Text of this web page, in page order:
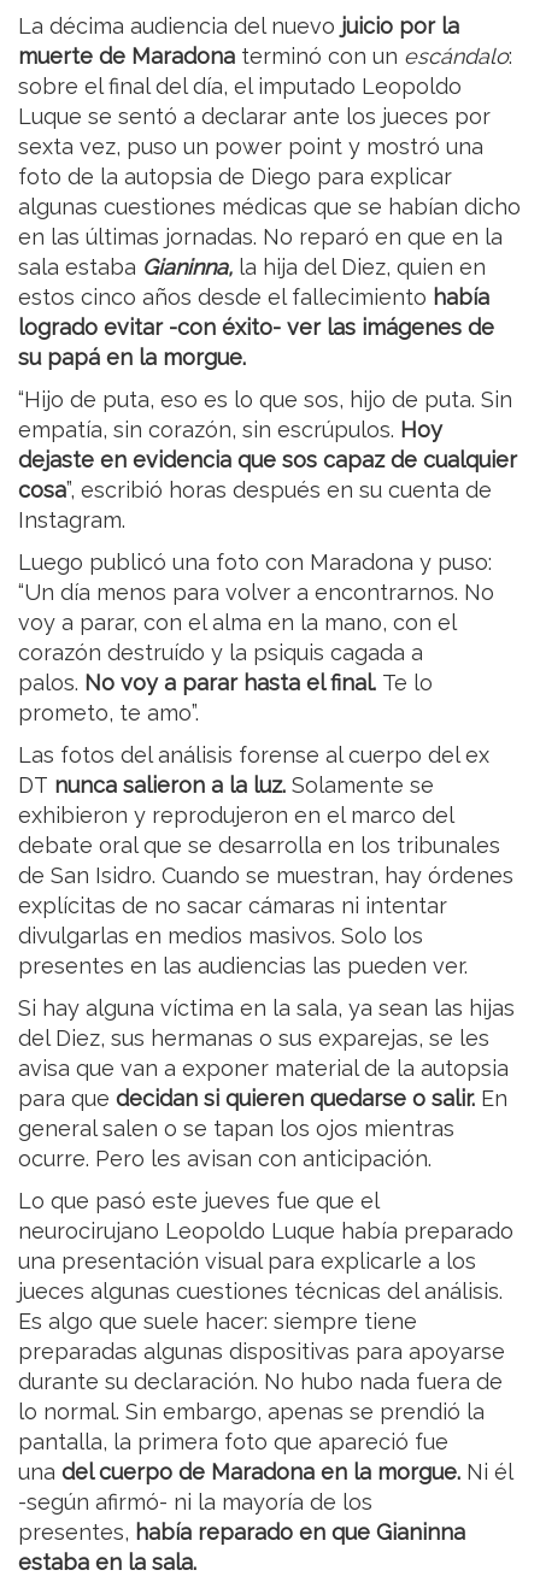
La décima audiencia del nuevo juicio por la
muerte de Maradona terminó con un escándalo:
sobre el final del día, el imputado Leopoldo
Luque se sentó a declarar ante los jueces por
sexta vez, puso un power point y mostró una
foto de la autopsia de Diego para explicar
algunas cuestiones médicas que se habían dicho
en las últimas jornadas. No reparó en que en la
sala estaba Gianinna, la hija del Diez, quien en
estos cinco años desde el fallecimiento había
logrado evitar -con éxito- ver las imágenes de
su papá en la morgue.
“Hijo de puta, eso es lo que sos, hijo de puta. Sin
empatía, sin corazón, sin escrúpulos. Hoy
dejaste en evidencia que sos capaz de cualquier
cosa”, escribió horas después en su cuenta de
Instagram.
Luego publicó una foto con Maradona y puso:
“Un día menos para volver a encontrarnos. No
voy a parar, con el alma en la mano, con el
corazón destruído y la psiquis cagada a
palos. No voy a parar hasta el final. Te lo
prometo, te amo”.
Las fotos del análisis forense al cuerpo del ex
DT nunca salieron a la luz. Solamente se
exhibieron y reprodujeron en el marco del
debate oral que se desarrolla en los tribunales
de San Isidro. Cuando se muestran, hay órdenes
explícitas de no sacar cámaras ni intentar
divulgarlas en medios masivos. Solo los
presentes en las audiencias las pueden ver.
Si hay alguna víctima en la sala, ya sean las hijas
del Diez, sus hermanas o sus exparejas, se les
avisa que van a exponer material de la autopsia
para que decidan si quieren quedarse o salir. En
general salen o se tapan los ojos mientras
ocurre. Pero les avisan con anticipación.
Lo que pasó este jueves fue que el
neurocirujano Leopoldo Luque había preparado
una presentación visual para explicarle a los
jueces algunas cuestiones técnicas del análisis.
Es algo que suele hacer: siempre tiene
preparadas algunas dispositivas para apoyarse
durante su declaración. No hubo nada fuera de
lo normal. Sin embargo, apenas se prendió la
pantalla, la primera foto que apareció fue
una del cuerpo de Maradona en la morgue. Ni él
-según afirmó- ni la mayoría de los
presentes, había reparado en que Gianinna
estaba en la sala.